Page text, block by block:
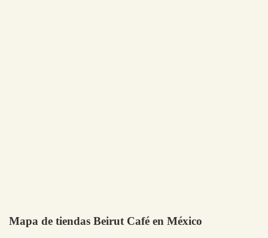
Mapa de tiendas Beirut Café en México